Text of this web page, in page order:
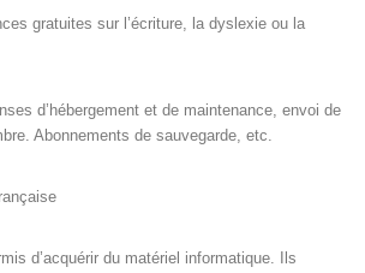
gratuites sur l’écriture, la dyslexie ou la
d’hébergement et de maintenance, envoi de
Abonnements de sauvegarde, etc.
d’acquérir du matériel informatique. Ils